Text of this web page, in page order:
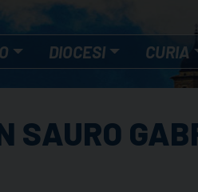
DIOCESI CURIA
SAURO